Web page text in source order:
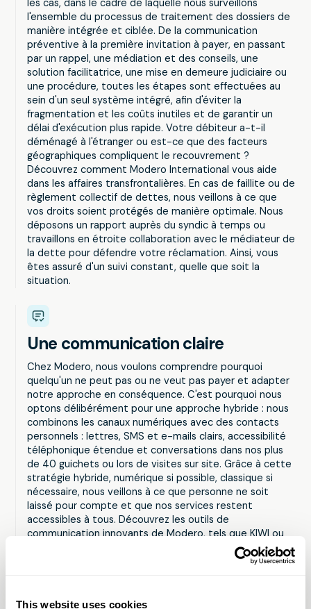
This website uses cookies
les cas, dans le cadre de laquelle nous surveillons
l'ensemble du processus de traitement des dossiers de
manière intégrée et ciblée. De la communication
préventive à la première invitation à payer, en passant
par un rappel, une médiation et des conseils, une
solution facilitatrice, une mise en demeure judiciaire ou
une procédure, toutes les étapes sont effectuées au
sein d'un seul système intégré, afin d'éviter la
fragmentation et les coûts inutiles et de garantir un
délai d'exécution plus rapide. Votre débiteur a-t-il
déménagé à l'étranger ou est-ce que des facteurs
géographiques compliquent le recouvrement ?
Découvrez comment Modero International vous aide
dans les affaires transfrontalières. En cas de faillite ou de
règlement collectif de dettes, nous veillons à ce que
vos droits soient protégés de manière optimale. Nous
déposons un rapport auprès du syndic à temps ou
travaillons en étroite collaboration avec le médiateur de
la dette pour défendre votre réclamation. Ainsi, vous
êtes assuré d'un suivi constant, quelle que soit la
situation.
Une communication claire
Chez Modero, nous voulons comprendre pourquoi
quelqu'un ne peut pas ou ne veut pas payer et adapter
notre approche en conséquence. C'est pourquoi nous
optons délibérément pour une approche hybride : nous
combinons les canaux numériques avec des contacts
personnels : lettres, SMS et e-mails clairs, accessibilité
téléphonique étendue et conversations dans nos plus
de 40 guichets ou lors de visites sur site. Grâce à cette
stratégie hybride, numérique si possible, classique si
nécessaire, nous veillons à ce que personne ne soit
laissé pour compte et que nos services restent
accessibles à tous. Découvrez les outils de
communication innovants de Modero, tels que KIWI ou